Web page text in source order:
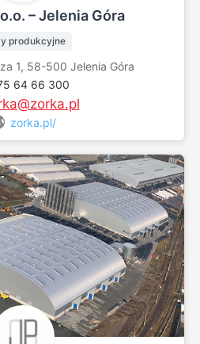
– Jelenia Góra
produkcyjne
1, 58-500 Jelenia Góra
64 66 300
zorka.pl/